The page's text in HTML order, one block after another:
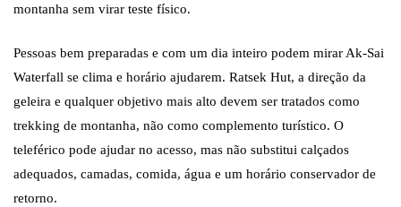
montanha sem virar teste físico.
Pessoas bem preparadas e com um dia inteiro podem mirar Ak-Sai
Waterfall se clima e horário ajudarem. Ratsek Hut, a direção da
geleira e qualquer objetivo mais alto devem ser tratados como
trekking de montanha, não como complemento turístico. O
teleférico pode ajudar no acesso, mas não substitui calçados
adequados, camadas, comida, água e um horário conservador de
retorno.